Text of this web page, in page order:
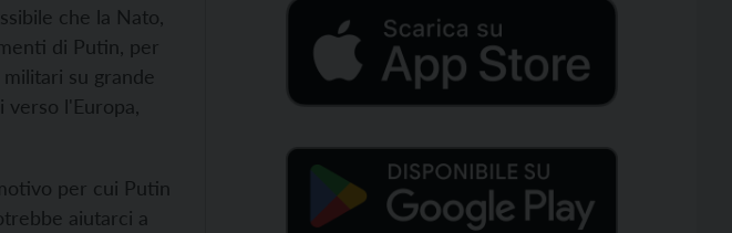
che la Nato,
di Putin, per
su grande
l'Europa,
per cui Putin
aiutarci a